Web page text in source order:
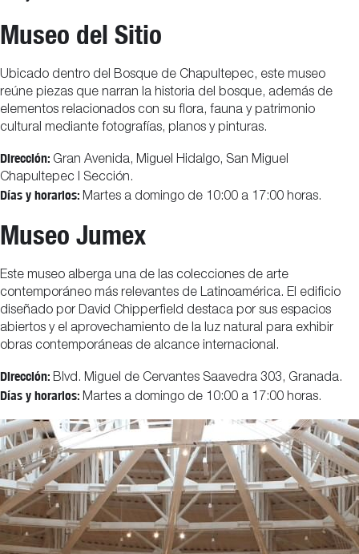
Museo del Sitio
Ubicado dentro del Bosque de Chapultepec, este museo
reúne piezas que narran la historia del bosque, además de
elementos relacionados con su flora, fauna y patrimonio
cultural mediante fotografías, planos y pinturas.
Dirección: Gran Avenida, Miguel Hidalgo, San Miguel
Chapultepec I Sección.
Días y horarios: Martes a domingo de 10:00 a 17:00 horas.
Museo Jumex
Este museo alberga una de las colecciones de arte
contemporáneo más relevantes de Latinoamérica. El edificio
diseñado por David Chipperfield destaca por sus espacios
abiertos y el aprovechamiento de la luz natural para exhibir
obras contemporáneas de alcance internacional.
Dirección: Blvd. Miguel de Cervantes Saavedra 303, Granada.
Días y horarios: Martes a domingo de 10:00 a 17:00 horas.